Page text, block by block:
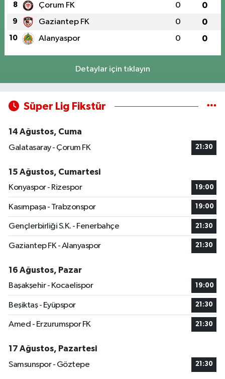
8 Çorum FK 0 0
9 Gaziantep FK 0 0
10 Alanyaspor 0 0
Detaylar için tıklayın
Süper Lig Fikstür
14 Ağustos, Cuma
Galatasaray - Çorum FK
21:30
15 Ağustos, Cumartesi
Konyaspor - Rizespor
19:00
Kasımpaşa - Trabzonspor 19:00
Gençlerbirliği S.K. - Fenerbahçe 21:30
Gaziantep FK - Alanyaspor 21:30
16 Ağustos, Pazar
Başakşehir - Kocaelispor
19:00
Beşiktaş - Eyüpspor 21:30
Amed - Erzurumspor FK 21:30
17 Ağustos, Pazartesi
Samsunspor - Göztepe
21:30